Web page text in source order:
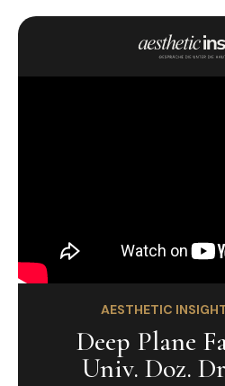
AESTHETIC
Deep Plane
Univ. Doz.